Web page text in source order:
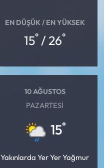
EN DÜŞÜK / EN YÜKSEK
15° / 26°
10 AĞUSTOS
PAZARTESI
15°
Yakınlarda Yer Yer Yağmur